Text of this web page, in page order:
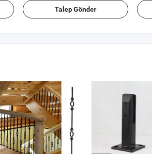
Talep Gönder